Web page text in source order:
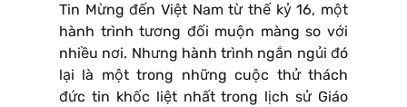
Tin Mừng đến Việt Nam từ thế kỷ 16, một
hành trình tương đối muộn màng so với
nhiều nơi. Nhưng hành trình ngắn ngủi đó
lại là một trong những cuộc thử thách
đức tin khốc liệt nhất trong lịch sử Giáo